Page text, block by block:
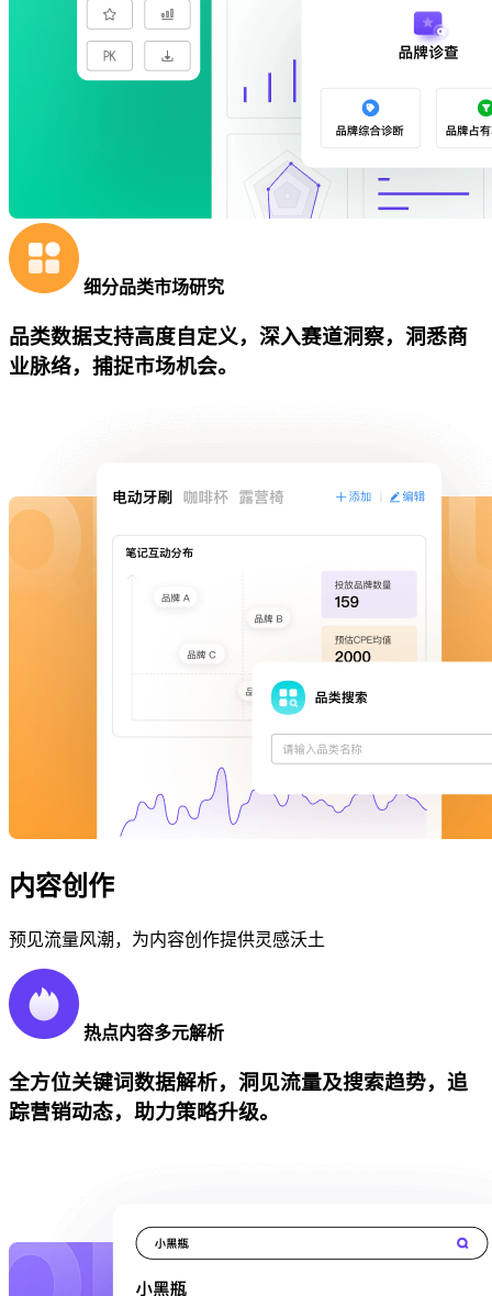
细分品类市场研究
品类数据支持高度自定义，深入赛道洞察，洞悉商
业脉络，捕捉市场机会。
内容创作
预见流量风潮，为内容创作提供灵感沃土
热点内容多元解析
全方位关键词数据解析，洞见流量及搜索趋势，追
踪营销动态，助力策略升级。